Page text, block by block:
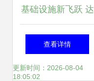
基础设施新飞跃 达
州建筑产业园起步
区及保税物流中心
查看详情
更新时间：2026-08-04
18:05:02